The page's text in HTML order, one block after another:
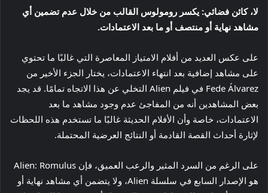
لا، كائن فضائي: يكسر رومولوس القالب من خلال عدم تضمين أي
مشاهد نهاية أو منتصف أو ما بعد الاعتمادات.
على عكس العديد من أفلام الامتياز المعاصرة التي غالبًا ما تحتوي
على مشاهد إضافية بعد انتهاء الاعتمادات، يختار الجزء الأخير من
Fede Álvarez في فيلم Alien التخلي عن هذا الاتجاه تمامًا. قد يجد
بعض المشاهدين أنه من المفاجئ عدم وجود مشاهد ما بعد
الاعتمادات، خاصة وأن الأفلام الحديثة غالبًا ما تستخدم هذه اللحظات
لإثارة أحداث القصة القادمة أو النتائج العرضية المحتملة.
على الرغم من السرد المثير والرعب العميق، فإن Alien: Romulus
هو الإصدار السابع في سلسلة Alien، ولا يتضمن أي مشاهد نهاية أو